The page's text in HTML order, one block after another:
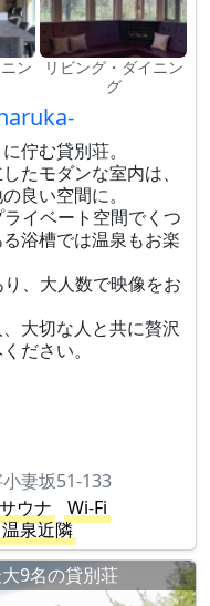
ン
リビング・ダイニン
グ
佇む貸別荘。
たモダンな室内は、
良い空間に。
イベート空間でくつ
浴槽では温泉もお楽
、大人数で映像をお
大切な人と共に贅沢
ださい。
妻坂51-133
サウナ
Wi-Fi
温泉近隣
9名の貸別荘